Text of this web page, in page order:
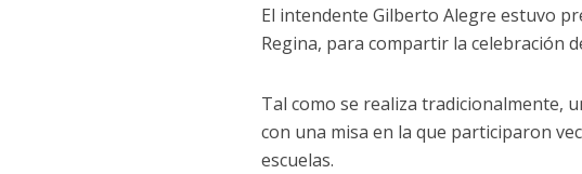
El intendente Gilberto Alegre estuvo
Regina, para compartir la celebración
Tal como se realiza tradicionalmente,
con una misa en la que participaron
escuelas.